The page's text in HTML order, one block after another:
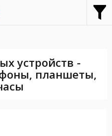
устройств -
планшеты,